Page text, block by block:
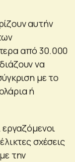
αυτήν
από 30.000
να
με το
ή
σχέσεις
την